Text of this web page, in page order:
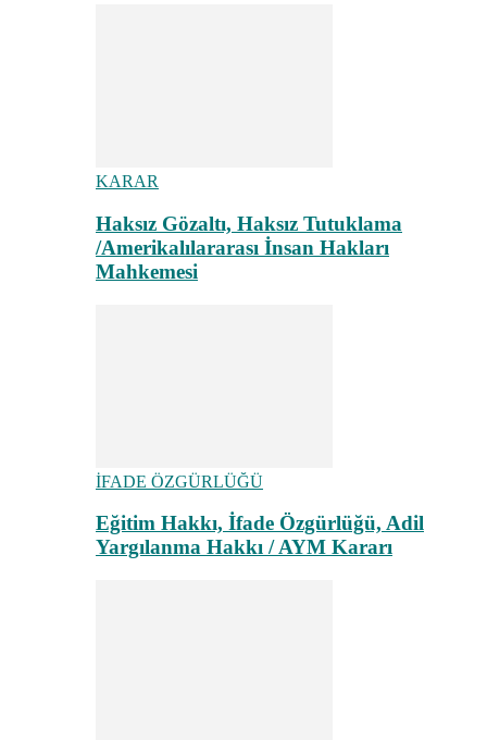
KARAR
Haksız Gözaltı, Haksız Tutuklama
/Amerikalılararası İnsan Hakları
Mahkemesi
İFADE ÖZGÜRLÜĞÜ
Eğitim Hakkı, İfade Özgürlüğü, Adil
Yargılanma Hakkı / AYM Kararı